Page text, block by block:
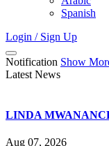
Spanish
Login / Sign Up
Notification Show
Latest News
LINDA
Aug 07, 2026